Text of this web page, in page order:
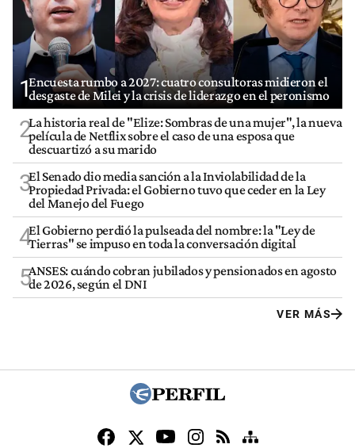
1Encuesta rumbo a 2027: cuatro consultoras midieron el
desgaste de Milei y la crisis de liderazgo en el peronismo
2La historia real de "Elize: Sombras de una mujer", la nueva
película de Netflix sobre el caso de una esposa que
descuartizó a su marido
3El Senado dio media sanción a la Inviolabilidad de la
Propiedad Privada: el Gobierno tuvo que ceder en la Ley
del Manejo del Fuego
4El Gobierno perdió la pulseada del nombre: la "Ley de
Tierras" se impuso en toda la conversación digital
5ANSES: cuándo cobran jubilados y pensionados en agosto
de 2026, según el DNI
VER MÁS